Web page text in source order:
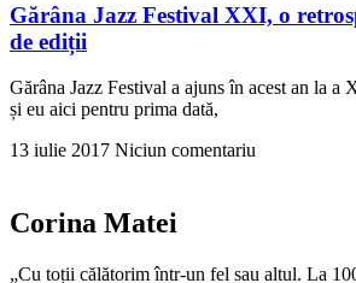
Gărâna Jazz Festival XXI, o
de ediții
Gărâna Jazz Festival a ajuns în acest an la
și eu aici pentru prima dată,
13 iulie 2017 Niciun comentariu
Corina Matei
„Cu toții călătorim într-un fel sau altul. La